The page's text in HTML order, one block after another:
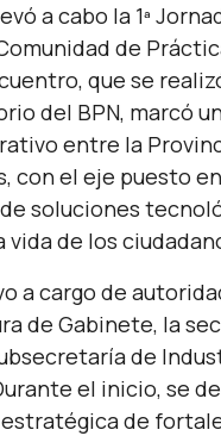
a cabo la 1ª
de
que se
del BPN, marcó
entre la
con el eje puesto
soluciones
vida de los
a cargo de
de Gabinete, la
de
el inicio, se
de